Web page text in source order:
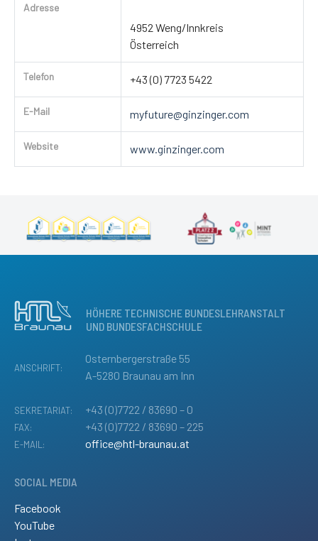
Adresse
4952 Weng/Innkreis
Österreich
Telefon +43 (0) 7723 5422
E-Mail myfuture@ginzinger.com
Website www.ginzinger.com
HÖHERE TECHNISCHE BUNDESLEHRANSTALT
UND BUNDESFACHSCHULE
ANSCHRIFT:
Osternbergerstraße 55
A-5280 Braunau am Inn
SEKRETARIAT: +43 (0)7722 / 83690 – 0
FAX: +43 (0)7722 / 83690 – 225
E-MAIL: office@htl-braunau.at
SOCIAL MEDIA
Facebook
YouTube